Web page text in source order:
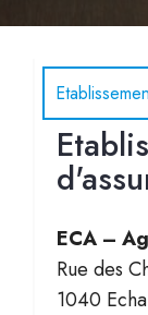
ECA –
Rue des
1040